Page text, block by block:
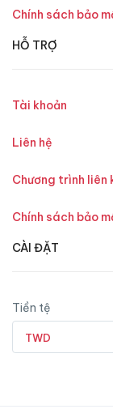
Chính sách bảo
HỖ TRỢ
Tài khoản
Liên hệ
Chương trình liên
Chính sách bảo
CÀI ĐẶT
Tiền tệ
TWD